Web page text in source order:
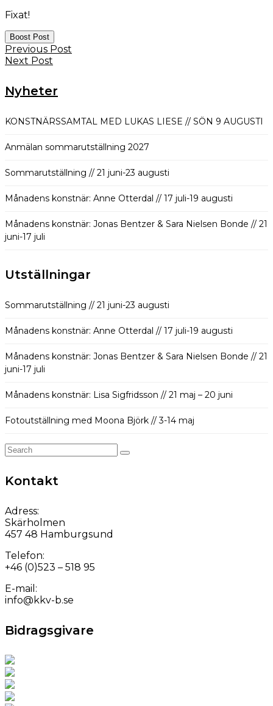
Fixat!
Boost Post
Previous Post
Next Post
Nyheter
KONSTNÄRSSAMTAL MED LUKAS LIESE // SÖN 9 AUGUSTI
Anmälan sommarutställning 2027
Sommarutställning // 21 juni-23 augusti
Månadens konstnär: Anne Otterdal // 17 juli-19 augusti
Månadens konstnär: Jonas Bentzer & Sara Nielsen Bonde // 21
juni-17 juli
Utställningar
Sommarutställning // 21 juni-23 augusti
Månadens konstnär: Anne Otterdal // 17 juli-19 augusti
Månadens konstnär: Jonas Bentzer & Sara Nielsen Bonde // 21
juni-17 juli
Månadens konstnär: Lisa Sigfridsson // 21 maj – 20 juni
Fotoutställning med Moona Björk // 3-14 maj
Search
for:
Kontakt
Adress:
Skärholmen
457 48 Hamburgsund
Telefon:
+46 (0)523 – 518 95
E-mail:
info@kkv-b.se
Bidragsgivare